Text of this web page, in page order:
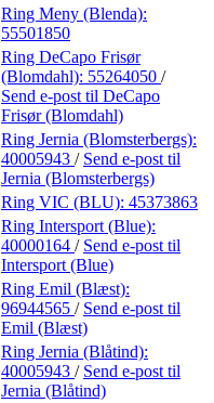
Ring Meny (Blenda):
55501850
Ring DeCapo Frisør
(Blomdahl): 55264050 /
Send e-post til DeCapo
Frisør (Blomdahl)
Ring Jernia (Blomsterbergs):
40005943 / Send e-post til
Jernia (Blomsterbergs)
Ring VIC (BLU): 45373863
Ring Intersport (Blue):
40000164 / Send e-post til
Intersport (Blue)
Ring Emil (Blæst):
96944565 / Send e-post til
Emil (Blæst)
Ring Jernia (Blåtind):
40005943 / Send e-post til
Jernia (Blåtind)